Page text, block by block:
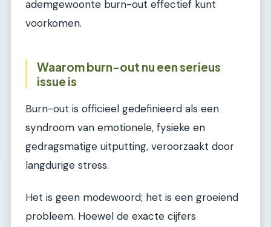
ademgewoonte burn-out effectief kunt
voorkomen.
Waarom burn-out nu een serieus
issue is
Burn-out is officieel gedefinieerd als een
syndroom van emotionele, fysieke en
gedragsmatige uitputting, veroorzaakt door
langdurige stress.
Het is geen modewoord; het is een groeiend
probleem. Hoewel de exacte cijfers